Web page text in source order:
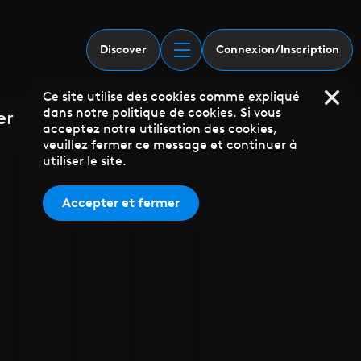
Discover Connexion/Inscription
Ce site utilise des cookies comme expliqué
dans notre politique de cookies. Si vous
acceptez notre utilisation des cookies,
veuillez fermer ce message et continuer à
utiliser le site.
Accepter et fermer